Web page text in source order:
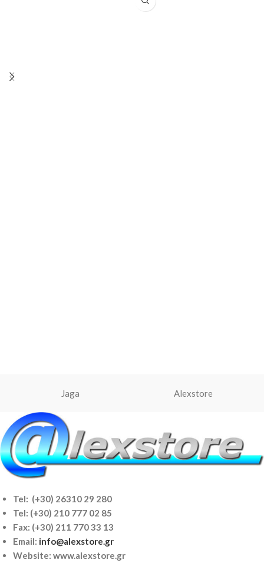
Jaga Alexstore
Tel: (+30) 26310 29 280
Tel: (+30) 210 777 02 85
Fax: (+30) 211 770 33 13
Email: info@alexstore.gr
Website: www.alexstore.gr